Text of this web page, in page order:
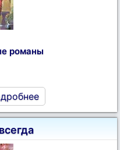
романы